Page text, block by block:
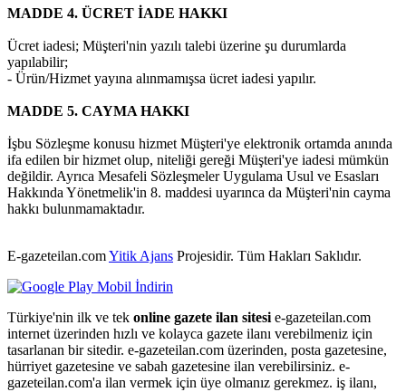
MADDE 4. ÜCRET İADE HAKKI
Ücret iadesi; Müşteri'nin yazılı talebi üzerine şu durumlarda
yapılabilir;
- Ürün/Hizmet yayına alınmamışsa ücret iadesi yapılır.
MADDE 5. CAYMA HAKKI
İşbu Sözleşme konusu hizmet Müşteri'ye elektronik ortamda anında
ifa edilen bir hizmet olup, niteliği gereği Müşteri'ye iadesi mümkün
değildir. Ayrıca Mesafeli Sözleşmeler Uygulama Usul ve Esasları
Hakkında Yönetmelik'in 8. maddesi uyarınca da Müşteri'nin cayma
hakkı bulunmamaktadır.
E-gazeteilan.comYitik Ajans Projesidir. Tüm Hakları Saklıdır.
Türkiye'nin ilk ve tek online gazete ilan sitesi e-gazeteilan.com
internet üzerinden hızlı ve kolayca gazete ilanı verebilmeniz için
tasarlanan bir sitedir. e-gazeteilan.com üzerinden, posta gazetesine,
hürriyet gazetesine ve sabah gazetesine ilan verebilirsiniz. e-
gazeteilan.com'a ilan vermek için üye olmanız gerekmez. iş ilanı,